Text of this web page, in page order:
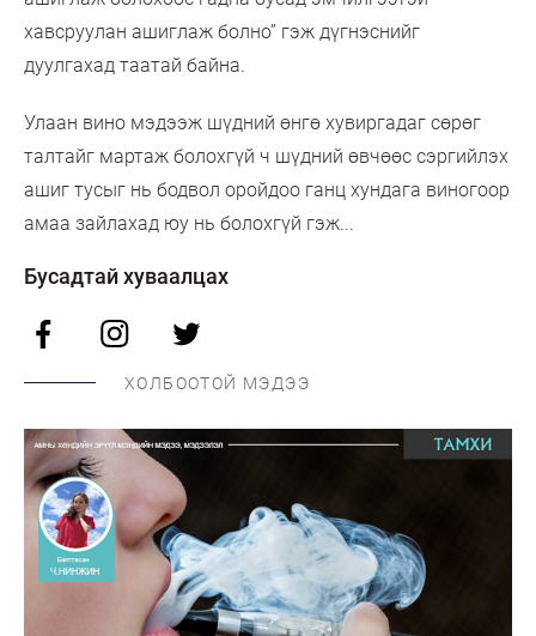
хавсруулан ашиглаж болно” гэж дүгнэснийг
дуулгахад таатай байна.
Улаан вино мэдээж шүдний өнгө хувиргадаг сөрөг
талтайг мартаж болохгүй ч шүдний өвчөөс сэргийлэх
ашиг тусыг нь бодвол оройдоо ганц хундага виногоор
амаа зайлахад юу нь болохгүй гэж...
Бусадтай хуваалцах
ХОЛБООТОЙ МЭДЭЭ